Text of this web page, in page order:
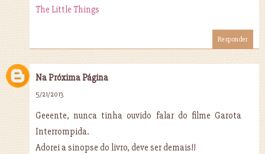
The Little Things
Responder
Na Próxima Página
5/21/2013
Geeente, nunca tinha ouvido falar do filme Garota
Interrompida.
Adorei a sinopse do livro, deve ser demais!!